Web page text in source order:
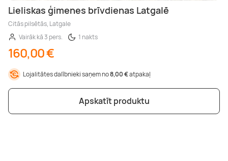
Lieliskas ģimenes brīvdienas Latgalē
Citās pilsētās, Latgale
Vairāk kā 3 pers.
1 nakts
160,00 €
Lojalitātes dalībnieki saņem no8,00 €atpakaļ
Apskatīt produktu